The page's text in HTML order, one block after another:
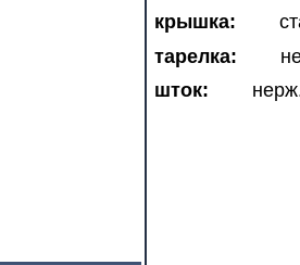
крышка:
тарелка:
шток: нерж.